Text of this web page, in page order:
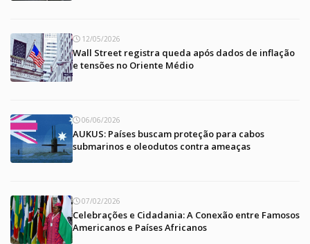
12/05/2026
Wall Street registra queda após dados de inflação
e tensões no Oriente Médio
06/06/2026
AUKUS: Países buscam proteção para cabos
submarinos e oleodutos contra ameaças
07/02/2026
Celebrações e Cidadania: A Conexão entre Famosos
Americanos e Países Africanos